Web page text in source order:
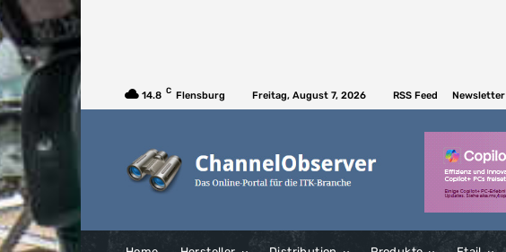
14.8 C Flensburg Freitag, August 7, 2026 RSS Feed Newsletter